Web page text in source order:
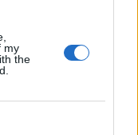
my
the
puzzle: